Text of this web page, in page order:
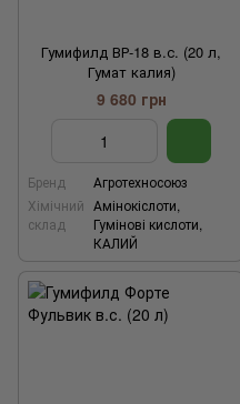
Гумифилд ВР-18 в.с. (20 л,
Гумат калия)
9 680 грн
Бренд
Агротехносоюз
Хімічний
склад
Амінокіслоти,
Гумінові кислоти,
КАЛИЙ